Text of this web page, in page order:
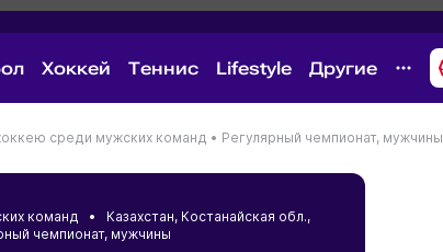
Хоккей Теннис Lifestyle Другие
среди мужских команд • Регулярный чемпионат, мужчины
команд • Казахстан, Костанайская обл.,
чемпионат, мужчины